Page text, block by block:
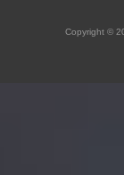
Copyright ©